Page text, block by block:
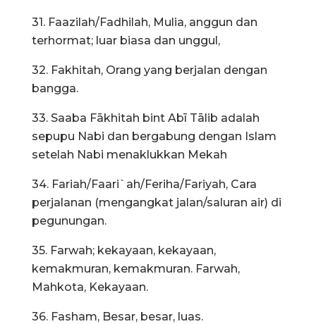
31. Faazilah/Fadhilah, Mulia, anggun dan
terhormat; luar biasa dan unggul,
32. Fakhitah, Orang yang berjalan dengan
bangga.
33. Saaba Fākhitah bint Abī Tālib adalah
sepupu Nabi dan bergabung dengan Islam
setelah Nabi menaklukkan Mekah
34. Fariah/Faari`ah/Feriha/Fariyah, Cara
perjalanan (mengangkat jalan/saluran air) di
pegunungan.
35. Farwah; kekayaan, kekayaan,
kemakmuran, kemakmuran. Farwah,
Mahkota, Kekayaan.
36. Fasham, Besar, besar, luas.